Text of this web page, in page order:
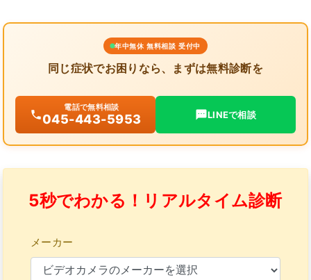
年中無休 無料相談 受付中
同じ症状でお困りなら、まずは無料診断を
電話で無料相談
045-443-5953 LINEで相談
5秒でわかる！リアルタイム診断
メーカー